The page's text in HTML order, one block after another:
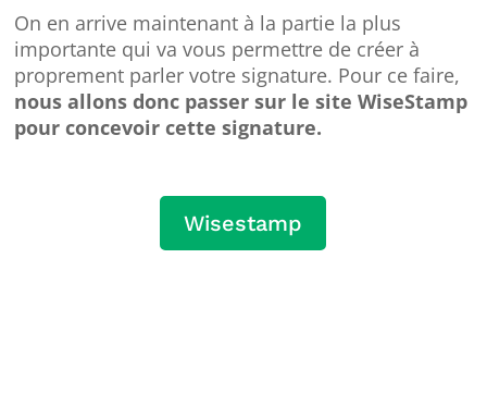
On en arrive maintenant à la partie la plus
importante qui va vous permettre de créer à
proprement parler votre signature. Pour ce faire,
nous allons donc passer sur le siteWiseStamp
pour concevoir cette signature.
Wisestamp